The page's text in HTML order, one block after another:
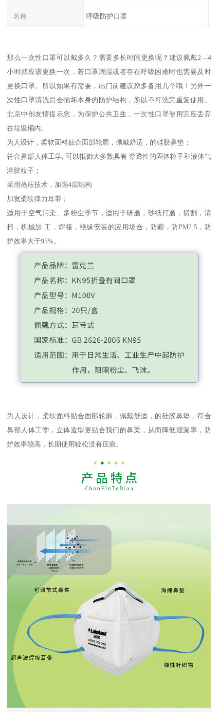
名称 呼吸防护口罩
那么一次性口罩可以戴多久？需要多长时间更换呢？建议佩戴2—4
小时就应该更换一次，若口罩潮湿或者存在呼吸困难时也需要及时
更换口罩。所以如果有需要，出门前建议您多备用几个哦！另外一
次性口罩清洗后会损坏本身的防护结构，所以不可洗完重复使用。
北京中创友情提示您，为保护公共卫生，一次性口罩使用完应丢弃
在垃圾桶内。
为人设计，柔软面料贴合面部轮廓，佩戴舒适，的硅胶鼻垫；
符合鼻部人体工学, 可以抵御大多数具有 穿透性的固体粒子和液体气
溶胶粒子；
采用热压技术，加强4层结构
加宽柔软弹力耳带；
适用于空气污染、多粉尘季节，适用于研磨，砂纸打磨，切割，清
扫，机械加 工，焊接，绝缘安装的应用场合，防霾，防PM2.5，防
护效率大于95%。
为人设计，柔软面料贴合面部轮廓，佩戴舒适，的硅胶鼻垫，符合
鼻部人体工学，立体造型更贴合我们的鼻梁，从而降低泄漏率，防
护效率较高，长期使用轻松没有压痕。